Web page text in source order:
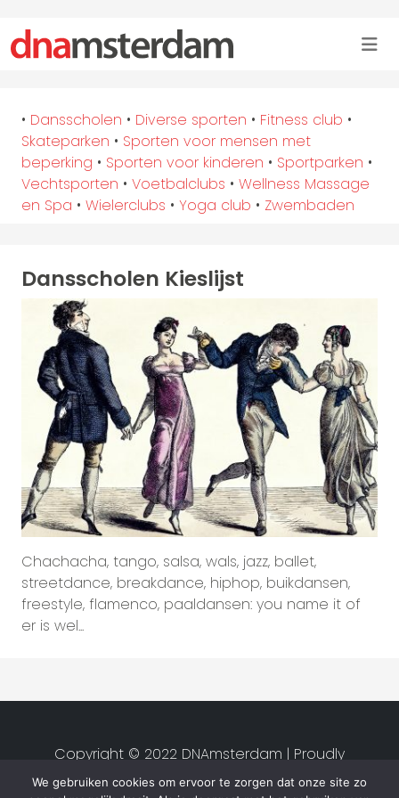
• Dansscholen • Diverse sporten • Fitness club •
Skateparken • Sporten voor mensen met
beperking • Sporten voor kinderen • Sportparken •
Vechtsporten • Voetbalclubs • Wellness Massage
en Spa • Wielerclubs • Yoga club • Zwembaden
Dansscholen Kieslijst
Chachacha, tango, salsa, wals, jazz, ballet,
streetdance, breakdance, hiphop, buikdansen,
freestyle, flamenco, paaldansen: you name it of
er is wel...
We gebruiken cookies om ervoor te zorgen dat onze site zo
Copyright © 2022 DNAmsterdam | Proudly
created byStudio van Zwet |